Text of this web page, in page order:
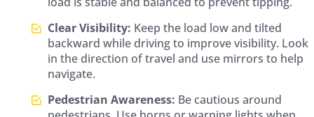
Clear Visibility: Keep the load low and tilted
backward while driving to improve visibility. Look
in the direction of travel and use mirrors to help
navigate.
Pedestrian Awareness: Be cautious around